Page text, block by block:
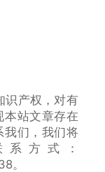
识产权，对有
本站文章存在
我们，我们将
方式：
。